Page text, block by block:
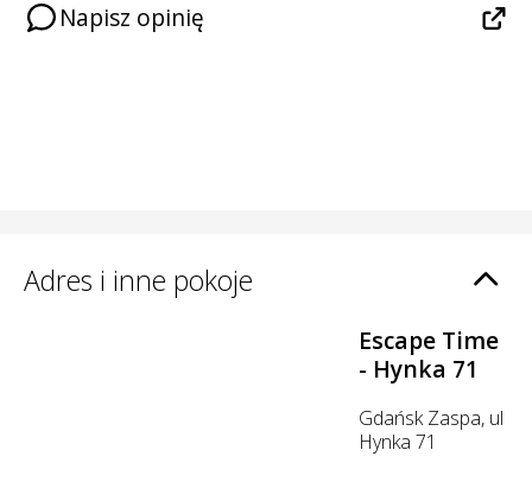
Napisz opinię
Adres i inne pokoje
Escape Time
- Hynka 71
Gdańsk Zaspa, ul
Hynka 71